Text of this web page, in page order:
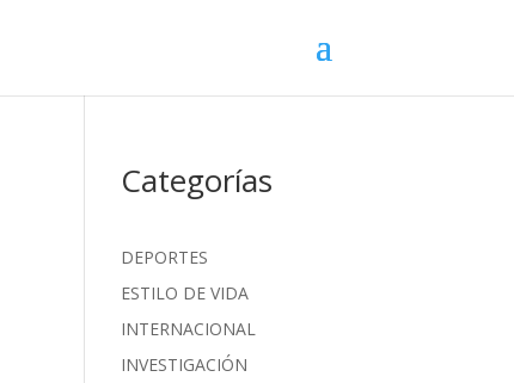
Categorías
DEPORTES
ESTILO DE VIDA
INTERNACIONAL
INVESTIGACIÓN